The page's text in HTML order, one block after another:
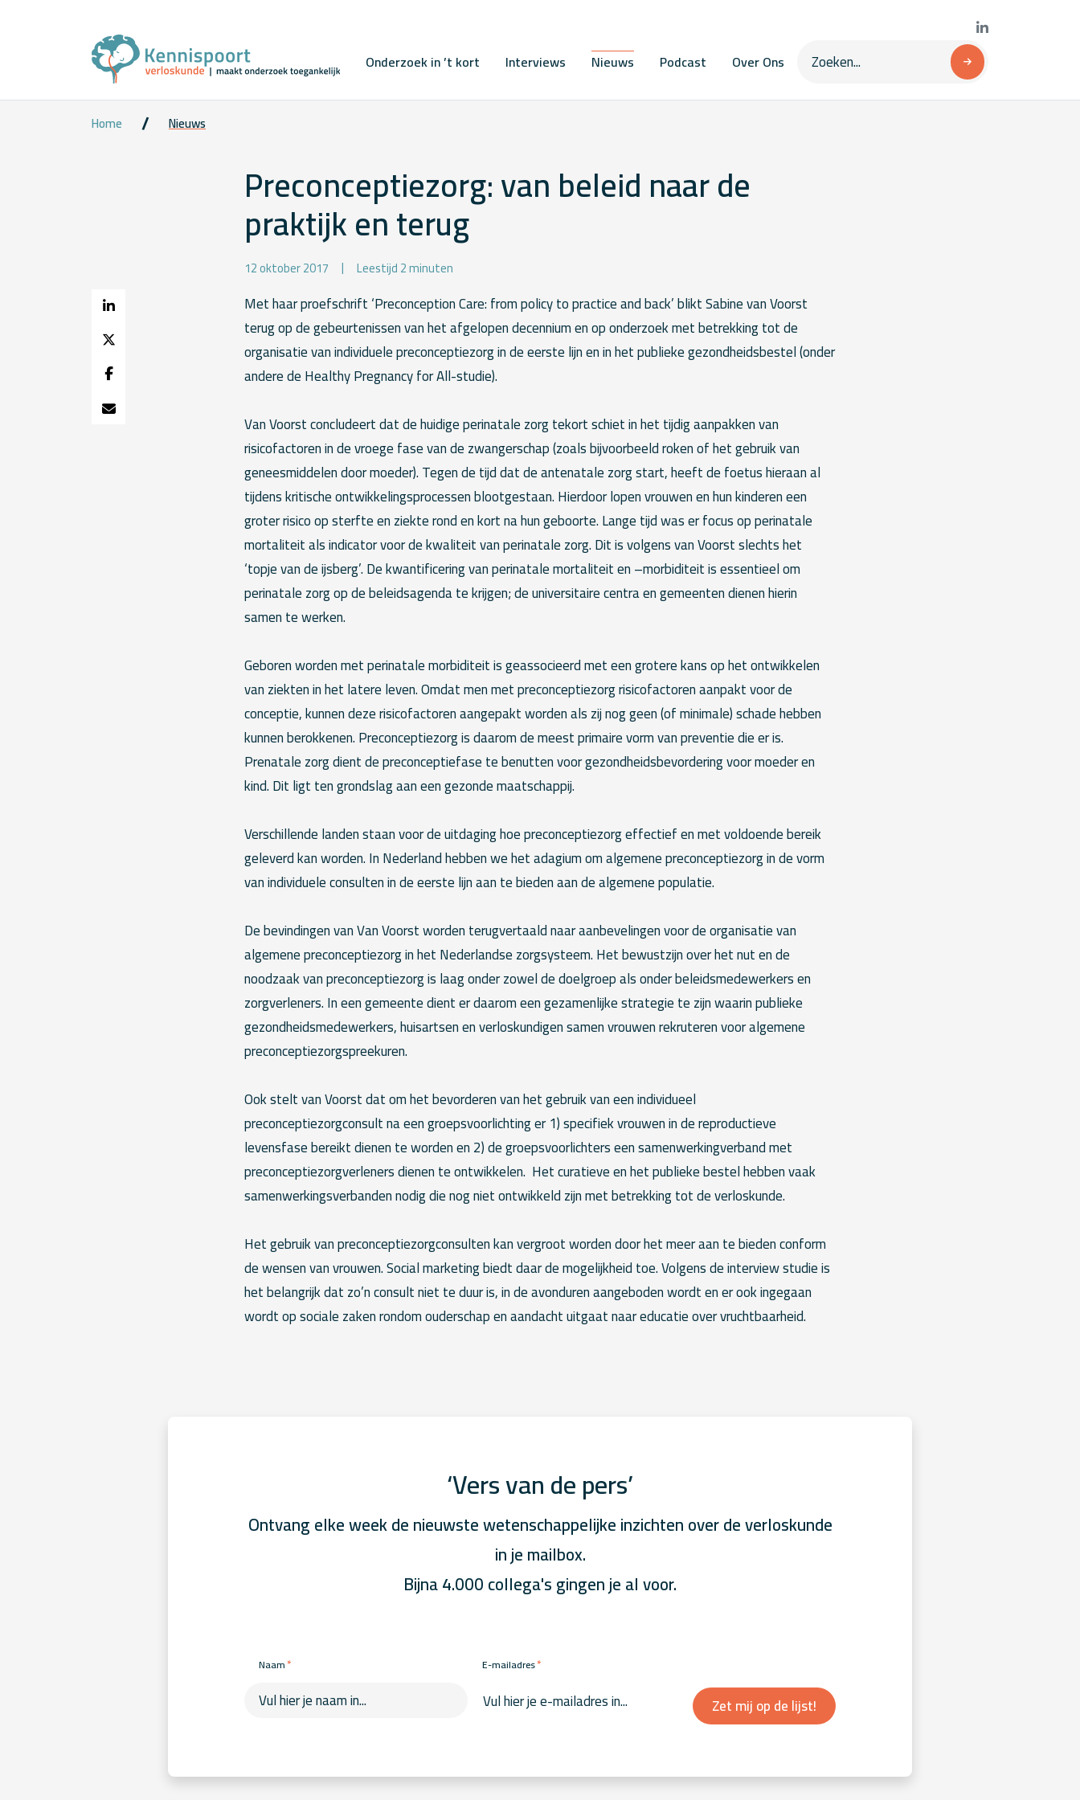
Onderzoek in ’t kort Interviews Nieuws Podcast Over Ons
Home Nieuws
Preconceptiezorg: van beleid naar de
praktijk en terug
12 oktober 2017 Leestijd 2 minuten
Met haar proefschrift ‘Preconception Care: from policy to practice and back’ blikt Sabine van Voorst
terug op de gebeurtenissen van het afgelopen decennium en op onderzoek met betrekking tot de
organisatie van individuele preconceptiezorg in de eerste lijn en in het publieke gezondheidsbestel (onder
andere de Healthy Pregnancy for All-studie).
Van Voorst concludeert dat de huidige perinatale zorg tekort schiet in het tijdig aanpakken van
risicofactoren in de vroege fase van de zwangerschap (zoals bijvoorbeeld roken of het gebruik van
geneesmiddelen door moeder). Tegen de tijd dat de antenatale zorg start, heeft de foetus hieraan al
tijdens kritische ontwikkelingsprocessen blootgestaan. Hierdoor lopen vrouwen en hun kinderen een
groter risico op sterfte en ziekte rond en kort na hun geboorte. Lange tijd was er focus op perinatale
mortaliteit als indicator voor de kwaliteit van perinatale zorg. Dit is volgens van Voorst slechts het
‘topje van de ijsberg’. De kwantificering van perinatale mortaliteit en –morbiditeit is essentieel om
perinatale zorg op de beleidsagenda te krijgen; de universitaire centra en gemeenten dienen hierin
samen te werken.
Geboren worden met perinatale morbiditeit is geassocieerd met een grotere kans op het ontwikkelen
van ziekten in het latere leven. Omdat men met preconceptiezorg risicofactoren aanpakt voor de
conceptie, kunnen deze risicofactoren aangepakt worden als zij nog geen (of minimale) schade hebben
kunnen berokkenen. Preconceptiezorg is daarom de meest primaire vorm van preventie die er is.
Prenatale zorg dient de preconceptiefase te benutten voor gezondheidsbevordering voor moeder en
kind. Dit ligt ten grondslag aan een gezonde maatschappij.
Verschillende landen staan voor de uitdaging hoe preconceptiezorg effectief en met voldoende bereik
geleverd kan worden. In Nederland hebben we het adagium om algemene preconceptiezorg in de vorm
van individuele consulten in de eerste lijn aan te bieden aan de algemene populatie.
De bevindingen van Van Voorst worden terugvertaald naar aanbevelingen voor de organisatie van
algemene preconceptiezorg in het Nederlandse zorgsysteem. Het bewustzijn over het nut en de
noodzaak van preconceptiezorg is laag onder zowel de doelgroep als onder beleidsmedewerkers en
zorgverleners. In een gemeente dient er daarom een gezamenlijke strategie te zijn waarin publieke
gezondheidsmedewerkers, huisartsen en verloskundigen samen vrouwen rekruteren voor algemene
preconceptiezorgspreekuren.
Ook stelt van Voorst dat om het bevorderen van het gebruik van een individueel
preconceptiezorgconsult na een groepsvoorlichting er 1) specifiek vrouwen in de reproductieve
levensfase bereikt dienen te worden en 2) de groepsvoorlichters een samenwerkingverband met
preconceptiezorgverleners dienen te ontwikkelen. Het curatieve en het publieke bestel hebben vaak
samenwerkingsverbanden nodig die nog niet ontwikkeld zijn met betrekking tot de verloskunde.
Het gebruik van preconceptiezorgconsulten kan vergroot worden door het meer aan te bieden conform
de wensen van vrouwen. Social marketing biedt daar de mogelijkheid toe. Volgens de interview studie is
het belangrijk dat zo’n consult niet te duur is, in de avonduren aangeboden wordt en er ook ingegaan
wordt op sociale zaken rondom ouderschap en aandacht uitgaat naar educatie over vruchtbaarheid.
‘Vers van de pers’
Ontvang elke week de nieuwste wetenschappelijke inzichten over de verloskunde
in je mailbox.
Bijna 4.000 collega's gingen je al voor.
Naam* E-mailadres*
Zet mij op de lijst!